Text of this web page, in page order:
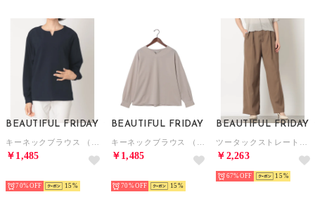
BEAUTIFUL FRIDAY
￥1,485
70% 15
BEAUTIFUL FRIDAY
￥1,485
70% 15
BEAUTIFUL FRIDAY
￥2,263
67% 15